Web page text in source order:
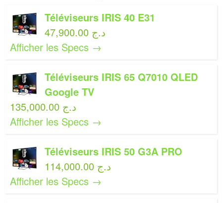
Téléviseurs IRIS 40 E31
47,900.00 د.ج
Afficher les Specs →
Téléviseurs IRIS 65 Q7010 QLED
Google TV
135,000.00 د.ج
Afficher les Specs →
Téléviseurs IRIS 50 G3A PRO
114,000.00 د.ج
Afficher les Specs →